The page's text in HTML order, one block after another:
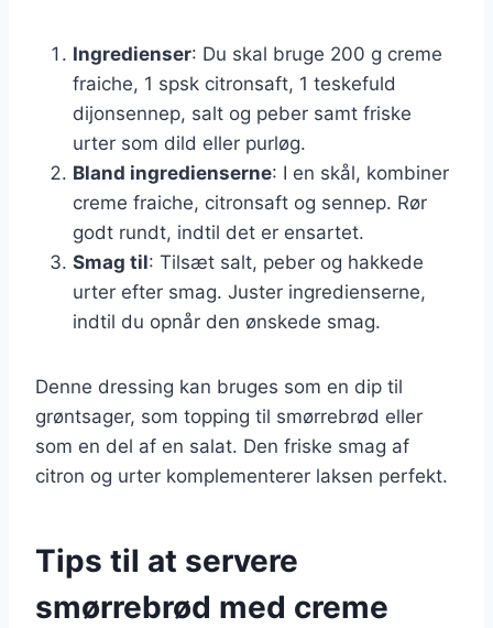
Ingredienser: Du skal bruge 200 g creme
fraiche, 1 spsk citronsaft, 1 teskefuld
dijonsennep, salt og peber samt friske
urter som dild eller purløg.
Bland ingredienserne: I en skål, kombiner
creme fraiche, citronsaft og sennep. Rør
godt rundt, indtil det er ensartet.
Smag til: Tilsæt salt, peber og hakkede
urter efter smag. Juster ingredienserne,
indtil du opnår den ønskede smag.
Denne dressing kan bruges som en dip til
grøntsager, som topping til smørrebrød eller
som en del af en salat. Den friske smag af
citron og urter komplementerer laksen perfekt.
Tips til at servere
smørrebrød med creme